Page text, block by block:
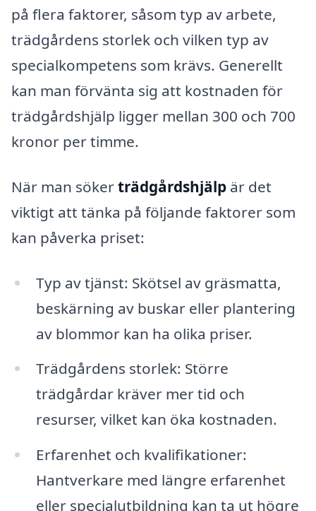
på flera faktorer, såsom typ av arbete,
trädgårdens storlek och vilken typ av
specialkompetens som krävs. Generellt
kan man förvänta sig att kostnaden för
trädgårdshjälp ligger mellan 300 och 700
kronor per timme.
När man sökerträdgårdshjälp är det
viktigt att tänka på följande faktorer som
kan påverka priset:
Typ av tjänst: Skötsel av gräsmatta,
beskärning av buskar eller plantering
av blommor kan ha olika priser.
Trädgårdens storlek: Större
trädgårdar kräver mer tid och
resurser, vilket kan öka kostnaden.
Erfarenhet och kvalifikationer:
Hantverkare med längre erfarenhet
eller specialutbildning kan ta ut högre